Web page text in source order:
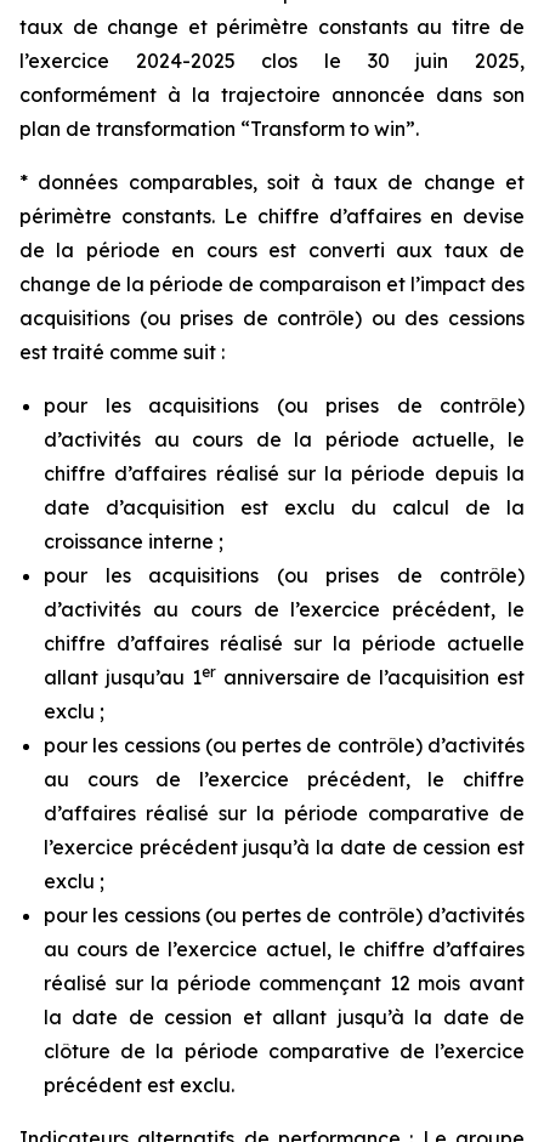
taux de change et périmètre constants au titre de
l’exercice 2024-2025 clos le 30 juin 2025,
conformément à la trajectoire annoncée dans son
plan de transformation “Transform to win”.
* données comparables, soit à taux de change et
périmètre constants. Le chiffre d’affaires en devise
de la période en cours est converti aux taux de
change de la période de comparaison et l’impact des
acquisitions (ou prises de contrôle) ou des cessions
est traité comme suit :
pour les acquisitions (ou prises de contrôle)
d’activités au cours de la période actuelle, le
chiffre d’affaires réalisé sur la période depuis la
date d’acquisition est exclu du calcul de la
croissance interne ;
pour les acquisitions (ou prises de contrôle)
d’activités au cours de l’exercice précédent, le
chiffre d’affaires réalisé sur la période actuelle
allant jusqu’au 1eranniversaire de l’acquisition est
exclu ;
pour les cessions (ou pertes de contrôle) d’activités
au cours de l’exercice précédent, le chiffre
d’affaires réalisé sur la période comparative de
l’exercice précédent jusqu’à la date de cession est
exclu ;
pour les cessions (ou pertes de contrôle) d’activités
au cours de l’exercice actuel, le chiffre d’affaires
réalisé sur la période commençant 12 mois avant
la date de cession et allant jusqu’à la date de
clôture de la période comparative de l’exercice
précédent est exclu.